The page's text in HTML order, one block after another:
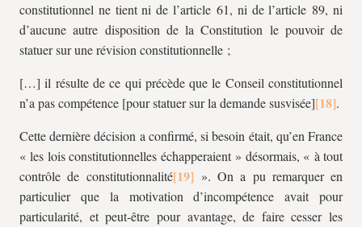
constitutionnel ne tient ni de l’article 61, ni de l’article 89, ni
d’aucune autre disposition de la Constitution le pouvoir de
statuer sur une révision constitutionnelle ;
[…] il résulte de ce qui précède que le Conseil constitutionnel
n’a pas compétence [pour statuer sur la demande susvisée]
.
Cette dernière décision a confirmé, si besoin était, qu’en France
« les lois constitutionnelles échapperaient » désormais, « à tout
contrôle de constitutionnalité
». On a pu remarquer en
particulier que la motivation d’incompétence avait pour
particularité, et peut-être pour avantage, de faire cesser les